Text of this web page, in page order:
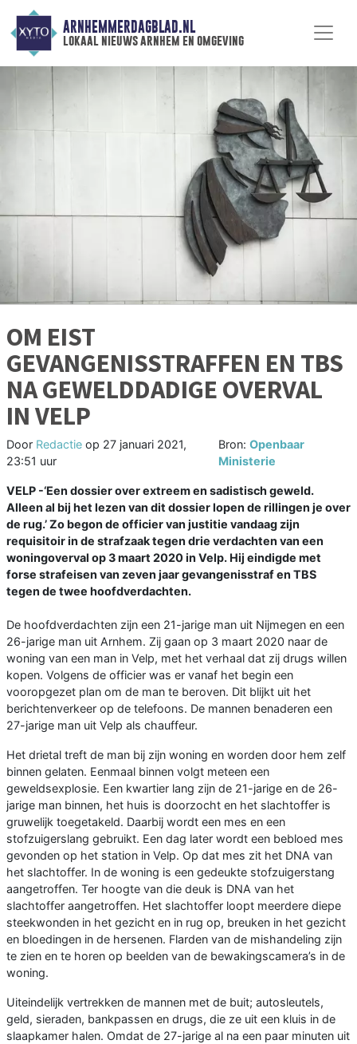
ARNHEMMERDAGBLAD.NL
lokaal nieuws arnhem en omgeving
OM EIST
GEVANGENISSTRAFFEN EN TBS
NA GEWELDDADIGE OVERVAL
IN VELP
Door Redactie op 27 januari 2021,
23:51 uur
Bron: Openbaar
Ministerie
VELP -‘Een dossier over extreem en sadistisch geweld.
Alleen al bij het lezen van dit dossier lopen de rillingen je over
de rug.’ Zo begon de officier van justitie vandaag zijn
requisitoir in de strafzaak tegen drie verdachten van een
woningoverval op 3 maart 2020 in Velp. Hij eindigde met
forse strafeisen van zeven jaar gevangenisstraf en TBS
tegen de twee hoofdverdachten.
De hoofdverdachten zijn een 21-jarige man uit Nijmegen en een
26-jarige man uit Arnhem. Zij gaan op 3 maart 2020 naar de
woning van een man in Velp, met het verhaal dat zij drugs willen
kopen. Volgens de officier was er vanaf het begin een
vooropgezet plan om de man te beroven. Dit blijkt uit het
berichtenverkeer op de telefoons. De mannen benaderen een
27-jarige man uit Velp als chauffeur.
Het drietal treft de man bij zijn woning en worden door hem zelf
binnen gelaten. Eenmaal binnen volgt meteen een
geweldsexplosie. Een kwartier lang zijn de 21-jarige en de 26-
jarige man binnen, het huis is doorzocht en het slachtoffer is
gruwelijk toegetakeld. Daarbij wordt een mes en een
stofzuigerslang gebruikt. Een dag later wordt een bebloed mes
gevonden op het station in Velp. Op dat mes zit het DNA van
het slachtoffer. In de woning is een gedeukte stofzuigerstang
aangetroffen. Ter hoogte van die deuk is DNA van het
slachtoffer aangetroffen. Het slachtoffer loopt meerdere diepe
steekwonden in het gezicht en in rug op, breuken in het gezicht
en bloedingen in de hersenen. Flarden van de mishandeling zijn
te zien en te horen op beelden van de bewakingscamera’s in de
woning.
Uiteindelijk vertrekken de mannen met de buit; autosleutels,
geld, sieraden, bankpassen en drugs, die ze uit een kluis in de
slaapkamer halen. Omdat de 27-jarige al na een paar minuten uit